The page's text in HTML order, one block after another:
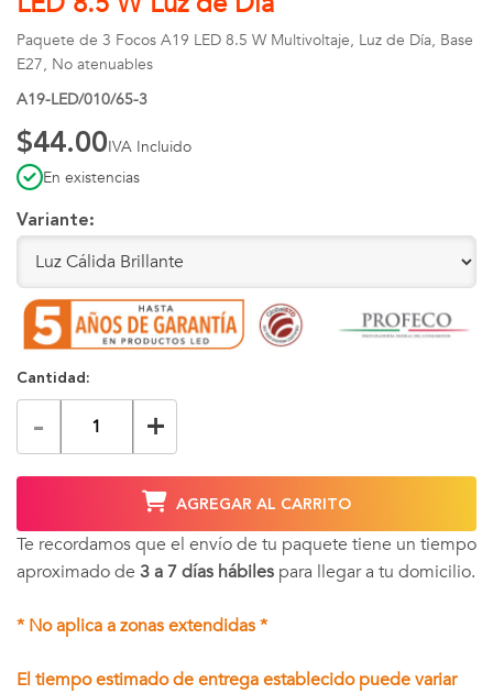
Paquete de 3 Focos A19 LED 8.5 W Multivoltaje, Luz de Día, Base
E27, No atenuables
A19-LED/010/65-3
$44.00IVA Incluido
En existencias
Variante:
Cantidad:
- +
AGREGAR AL CARRITO
Te recordamos que el envío de tu paquete tiene un tiempo
aproximado de 3 a 7 días hábiles para llegar a tu domicilio.
* No aplica a zonas extendidas *
El tiempo estimado de entrega establecido puede variar